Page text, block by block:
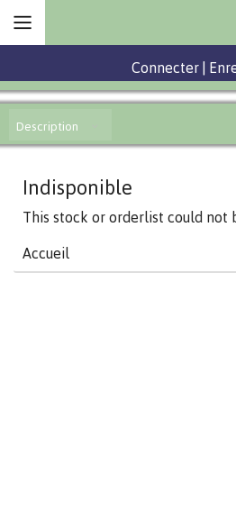
Connecter
Description
Indisponible
This stock or orderlist could not
Accueil